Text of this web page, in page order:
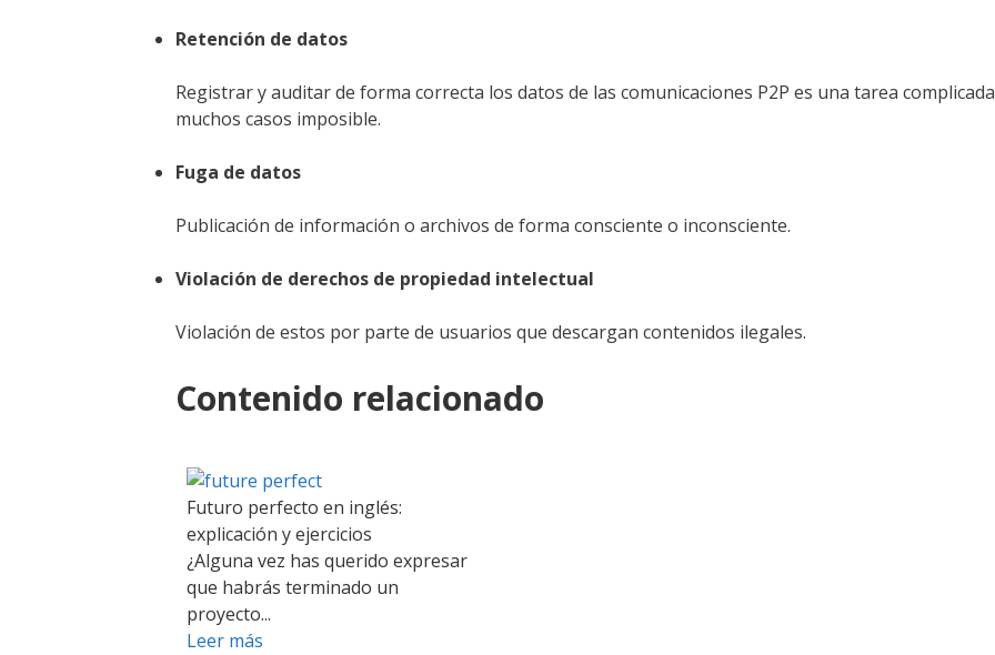
Retención de datos
Registrar y auditar de forma correcta los datos de las comunicaciones P2P es una tarea
muchos casos imposible.
Fuga de datos
Publicación de información o archivos de forma consciente o inconsciente.
Violación de derechos de propiedad intelectual
Violación de estos por parte de usuarios que descargan contenidos ilegales.
Contenido relacionado
Futuro perfecto en inglés:
explicación y ejercicios
¿Alguna vez has querido expresar
que habrás terminado un
proyecto...
Leer más